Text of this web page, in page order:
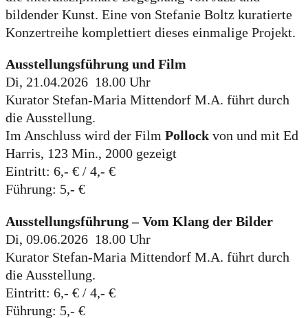
bildender Kunst. Eine von Stefanie Boltz kuratierte
Konzertreihe komplettiert dieses einmalige Projekt.
Ausstellungsführung und Film
Di, 21.04.2026 18.00 Uhr
Kurator Stefan-Maria Mittendorf M.A. führt durch
die Ausstellung.
Im Anschluss wird der Film Pollock von und mit Ed
Harris, 123 Min., 2000 gezeigt
Eintritt: 6,- € / 4,- €
Führung: 5,- €
Ausstellungsführung – Vom Klang der Bilder
Di, 09.06.2026 18.00 Uhr
Kurator Stefan-Maria Mittendorf M.A. führt durch
die Ausstellung.
Eintritt: 6,- € / 4,- €
Führung: 5,- €